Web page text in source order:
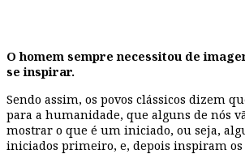
O homem sempre necessitou de
se inspirar.
Sendo assim, os povos clássicos dizem
para a humanidade, que alguns de nós
mostrar o que é um iniciado, ou seja,
iniciados primeiro, e, depois inspiram os